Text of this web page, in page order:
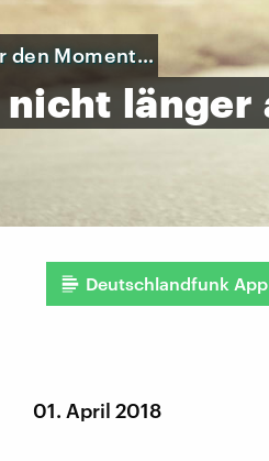
den Moment…
nicht länger
Deutschlandfunk App
01. April 2018